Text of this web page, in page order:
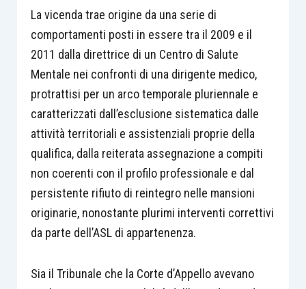
La vicenda trae origine da una serie di
comportamenti posti in essere tra il 2009 e il
2011 dalla direttrice di un Centro di Salute
Mentale nei confronti di una dirigente medico,
protrattisi per un arco temporale pluriennale e
caratterizzati dall’esclusione sistematica dalle
attività territoriali e assistenziali proprie della
qualifica, dalla reiterata assegnazione a compiti
non coerenti con il profilo professionale e dal
persistente rifiuto di reintegro nelle mansioni
originarie, nonostante plurimi interventi correttivi
da parte dell’ASL di appartenenza.
Sia il Tribunale che la Corte d’Appello avevano